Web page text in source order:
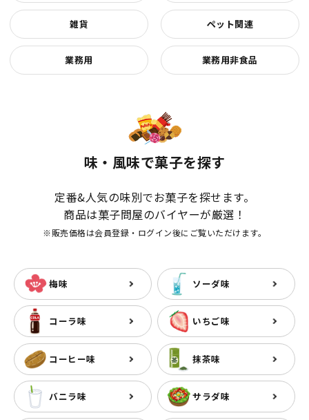
雑貨 ペット関連
業務用 業務用非食品
味・風味で菓子を探す
定番&人気の味別でお菓子を探せます。
商品は菓子問屋のバイヤーが厳選！
※販売価格は会員登録・ログイン後にご覧いただけます。
梅味 ソーダ味
コーラ味 いちご味
コーヒー味 抹茶味
バニラ味 サラダ味